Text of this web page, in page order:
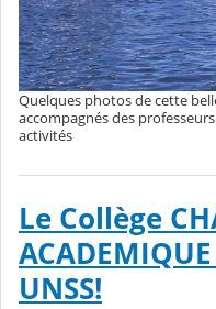
Quelques photos de cette
accompagnés des
activités
Le Collège
UNSS!